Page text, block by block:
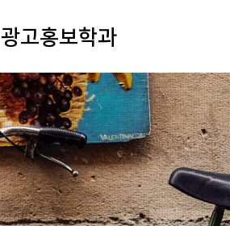
광고홍보학과